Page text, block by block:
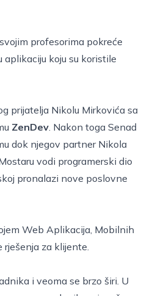
profesorima pokreće
aplikaciju koju su koristile
prijatelja Nikolu Mirkovića sa
ZenDev. Nakon toga Senad
dok njegov partner Nikola
vodi programerski dio
pronalazi nove poslovne
Web Aplikacija, Mobilnih
za klijente.
i veoma se brzo širi. U